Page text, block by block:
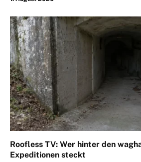
Roofless TV: Wer hinter den
Expeditionen steckt